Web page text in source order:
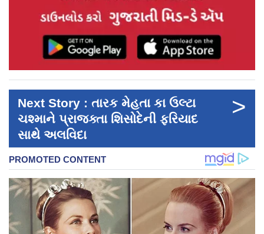
Next Story : તારક મેહતા કા ઉલ્ટા
ચશ્માને પ્રાજક્તા શિસોદેની ફરિયાદ
સાથે અલવિદા
>